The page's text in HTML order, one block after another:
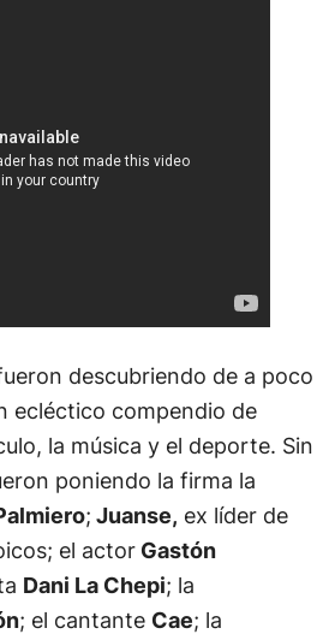
descubriendo de a poco
ecléctico compendio de
la música y el deporte. Sin
poniendo la firma la
; Juanse, ex líder de
el actorGastón
Dani La Chepi; la
; el cantante Cae; la